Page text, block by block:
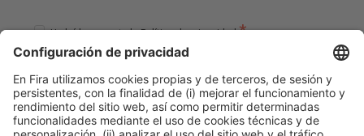
He leído y acepto laPolítica de privacidad *